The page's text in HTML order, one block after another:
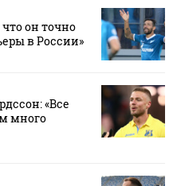
он точно
в России»
«Все
много